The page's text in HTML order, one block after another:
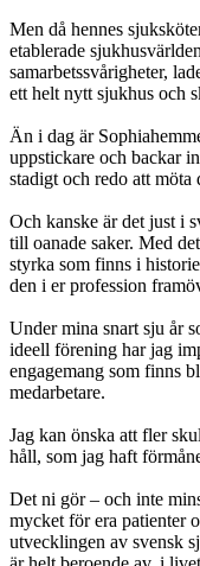
Men då hennes
etablerade
samarbetssvårigheter,
ett helt nytt sjukhus och
Än i dag är
uppstickare och backar
stadigt och redo att möta
Och kanske är det just i
till oanade saker. Med
styrka som finns i
den i er profession
Under mina snart sju år
ideell förening har jag
engagemang som finns
medarbetare.
Jag kan önska att fler
håll, som jag haft
Det ni gör – och inte
mycket för era patienter
utvecklingen av svensk